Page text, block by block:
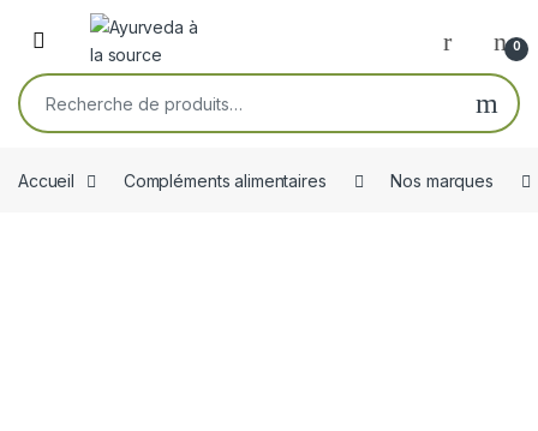
Skip to navigation
Skip to content
Open 0
Recherche pour :
Accueil Compléments alimentaires Nos marques